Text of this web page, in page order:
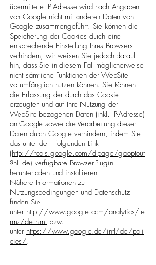
übermittelte IP-Adresse wird nach Angaben
von Google nicht mit anderen Daten von
Google zusammengeführt. Sie können die
Speicherung der Cookies durch eine
entsprechende Einstellung Ihres Browsers
verhindern; wir weisen Sie jedoch darauf
hin, dass Sie in diesem Fall möglicherweise
nicht sämtliche Funktionen der WebSite
vollumfänglich nutzen können. Sie können
die Erfassung der durch das Cookie
erzeugten und auf Ihre Nutzung der
WebSite bezogenen Daten (inkl. IP-Adresse)
an Google sowie die Verarbeitung dieser
Daten durch Google verhindern, indem Sie
das unter dem folgenden Link
(http://tools.google.com/dlpage/gaoptout
?hl=de) verfügbare Browser-Plugin
herunterladen und installieren.
Nähere Informationen zu
Nutzungsbedingungen und Datenschutz
finden Sie
unter http://www.google.com/analytics/te
rms/de.html bzw.
unter https://www.google.de/intl/de/poli
cies/.